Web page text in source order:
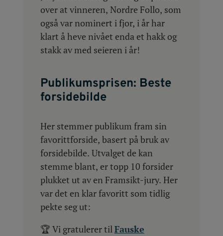
over at vinneren, Nordre Follo, som
også var nominert i fjor, i år har
klart å heve nivået enda et hakk og
stakk av med seieren i år!
Publikumsprisen: Beste
forsidebilde
Her stemmer publikum fram sin
favorittforside, basert på bruk av
forsidebilde. Utvalget de kan
stemme blant, er topp 10 forsider
plukket ut av en Framsikt-jury. Her
var det en klar favoritt som tidlig
pekte seg ut:
🏆 Vi gratulerer tilFauske